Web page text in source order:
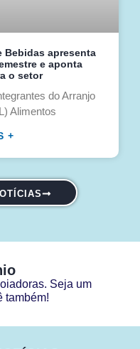
Bebidas apresenta
e aponta
o setor
do Arranjo
Alimentos
+
Seja um
também!